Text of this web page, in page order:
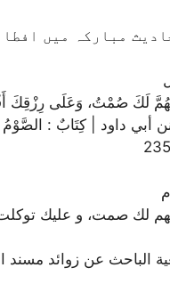
مبارکہ میں
لَكَ صُمْتُ، وَعَلَى رِزْقِكَ
لك صمت، و عليك